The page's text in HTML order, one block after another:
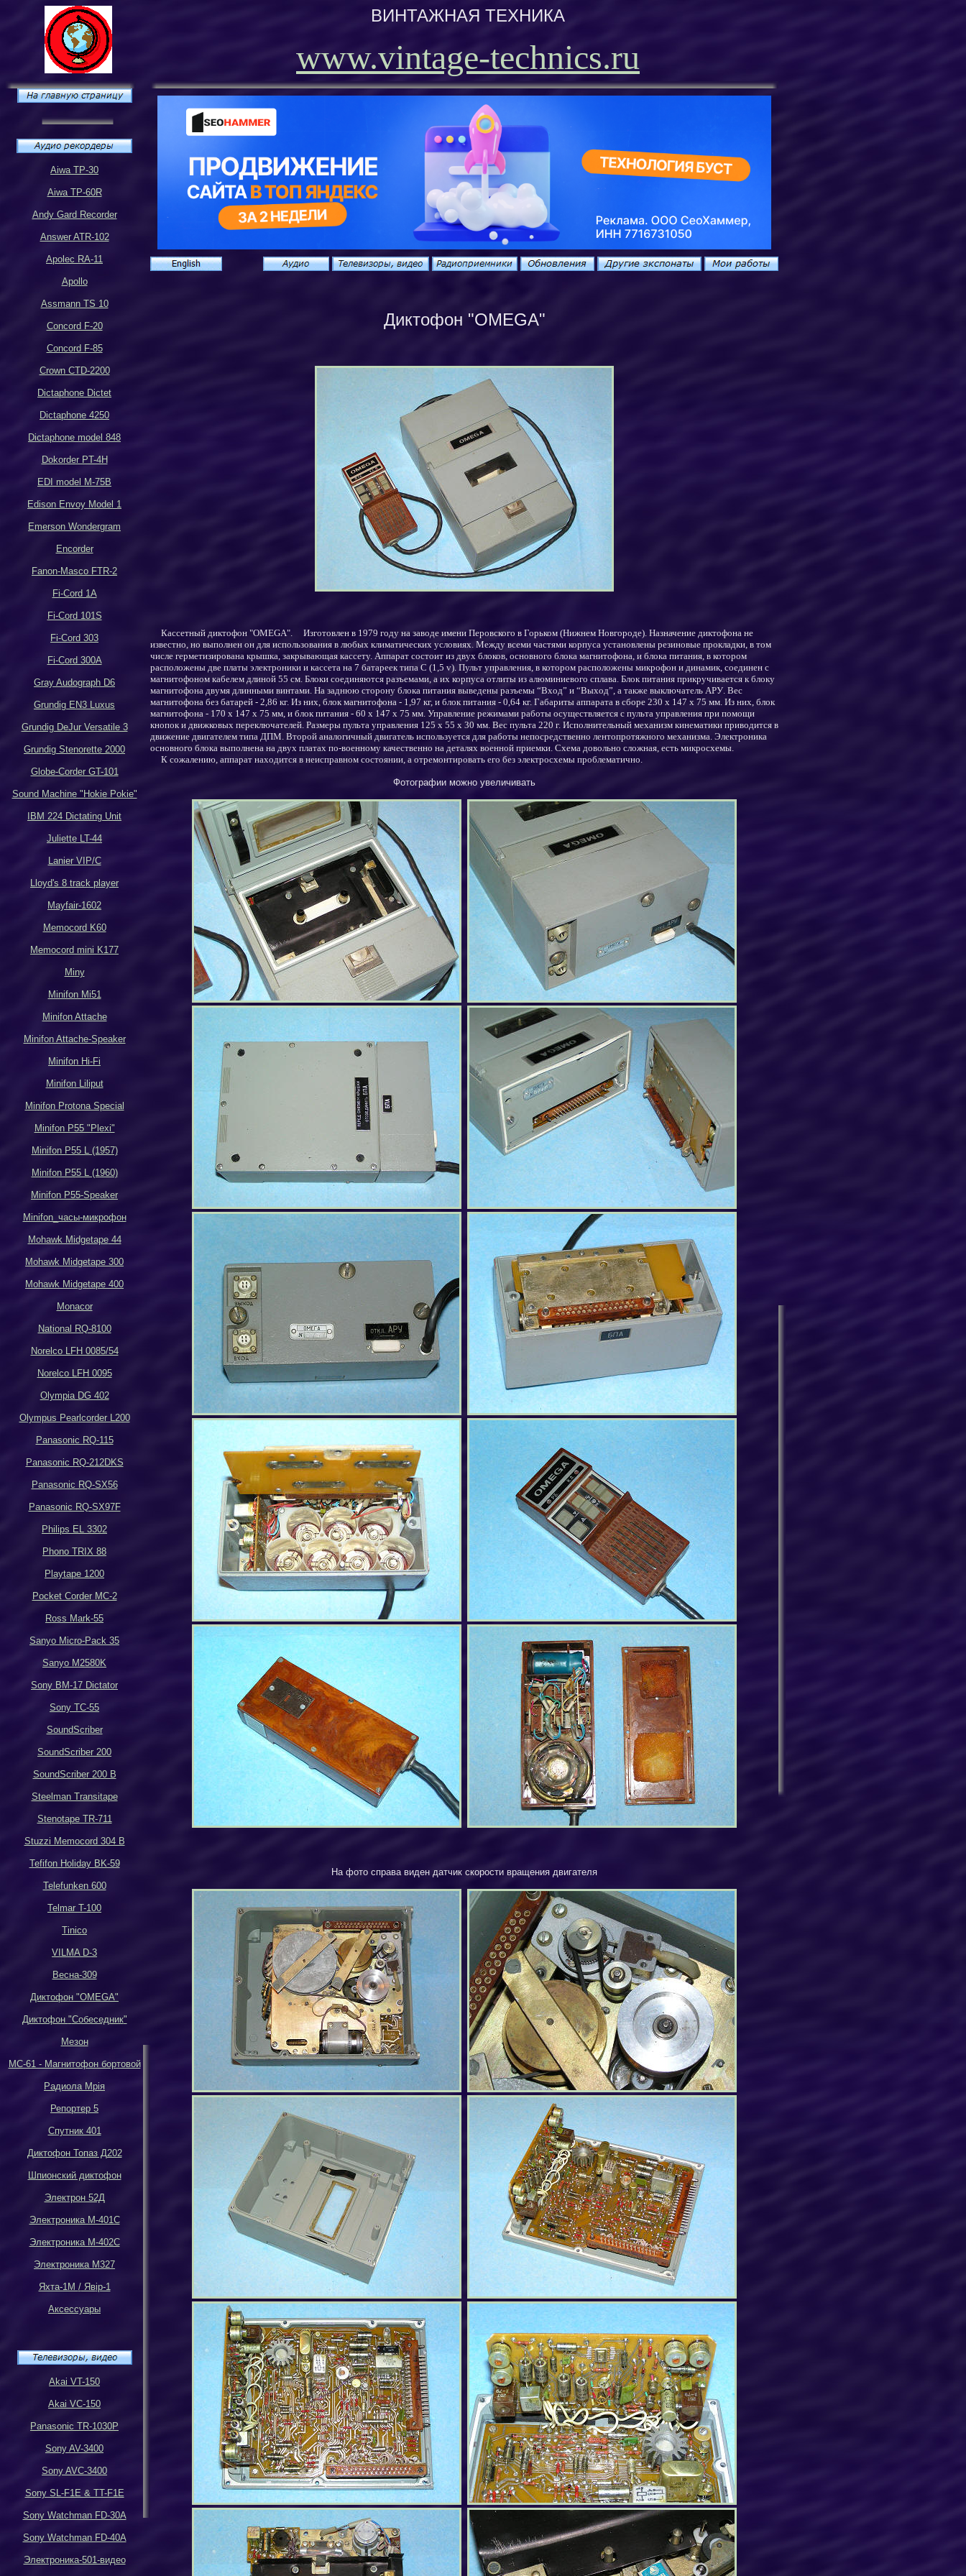
ВИНТАЖНАЯ ТЕХНИКА
www.vintage-technics.ru
Aiwa TP-30
Aiwa TP-60R
Andy Gard Recorder
Answer ATR-102
Apolec RA-11
Apollo
Assmann TS 10
Concord F-20
Concord F-85
Crown CTD-2200
Dictaphone Dictet
Dictaphone 4250
Dictaphone model 848
Dokorder PT-4H
EDI model M-75B
Edison Envoy Model 1
Emerson Wondergram
Encorder
Fanon-Masco FTR-2
Fi-Cord 1A
Fi-Cord 101S
Fi-Cord 303
Fi-Cord 300A
Gray Audograph D6
Grundig EN3 Luxus
Grundig DeJur Versatile 3
Grundig Stenorette 2000
Globe-Corder GT-101
Sound Machine "Hokie Pokie"
IBM 224 Dictating Unit
Juliette LT-44
Lanier VIP/C
Lloyd's 8 track player
Mayfair-1602
Memocord K60
Memocord mini K177
Miny
Minifon Mi51
Minifon Attache
Minifon Attache-Speaker
Minifon Hi-Fi
Minifon Liliput
Minifon Protona Special
Minifon P55 "Plexi"
Minifon P55 L (1957)
Minifon P55 L (1960)
Minifon P55-Speaker
Minifon_ часы-микрофон
Mohawk Midgetape44
Mohawk Midgetape 300
Mohawk Midgetape 400
Monacor
National RQ-8100
Norelco LFH 0085/54
Norelco LFH 0095
Olympia DG 402
Olympus Pearlcorder L200
Panasonic RQ-115
Panasonic RQ-212DKS
Panasonic RQ-SX56
Panasonic RQ-SX97F
Philips EL 3302
Phono TRIX 88
Playtape 1200
Pocket Corder MC-2
Ross Mark-55
Sanyo Micro-Pack 35
Sanyo M2580K
Sony BM-17 Dictator
Sony TC-55
SoundScriber
SoundScriber 200
SoundScriber 200 B
Steelman Transitape
Stenotape TR-711
Stuzzi Memocord 304 B
Tefifon Holiday BK-59
Telefunken 600
Telmar T-100
Tinico
VILMA D-3
Весна-309
Диктофон "OMEGA"
Диктофон "Собеседник"
Мезон
МС-61 - Магнитофон бортовой
Радиола Мрiя
Репортер 5
Спутник 401
Диктофон Топаз Д202
Шпионский диктофон
Электрон 52Д
Электроника М-401С
Электроника М-402С
Электроника М327
Яхта-1М /Явiр-1
Аксессуары
Akai VT-150
Akai VC-150
Panasonic TR-1030P
Sony AV-3400
Sony AVC-3400
Sony SL-F1E & TT-F1E
Sony Watchman FD-30A
Sony Watchman FD-40A
Электроника-501-видео
Диктофон "OMEGA"
Кассетный диктофон "OMEGA" . Изготовлен в 1979 году на заводе имени Перовского в Горьком (Нижнем Новгороде). Назначение диктофона не
известно, но выполнен он для использования в любых климатических условиях. Между всеми частями корпуса установлены резиновые прокладки, в том
числе герметизирована крышка, закрывающая кассету. Аппарат состоит из двух блоков, основного блока магнитофона, и блока питания, в котором
расположены две платы электроники и кассета на 7 батареек типа C (1,5 v). Пульт управления, в котором расположены микрофон и динамик, соединен с
магнитофоном кабелем длиной 55 см. Блоки соединяются разъемами, а их корпуса отлиты из алюминиевого сплава. Блок питания прикручивается к блоку
магнитофона двумя длинными винтами. На заднюю сторону блока питания выведены разъемы “Вход” и “Выход” , а также выключатель АРУ . Вес
магнитофона без батарей - 2 ,86 кг. Из них, блок магнитофона - 1,97 кг, и блок питания - 0,64 кг. Габариты аппарата в сборе 230 х 147 х 75 мм Из них, блок
магнитофона - 170 х 1 47 х 75 мм, и блок питания - 60 х 147 х 75 мм. Управление режимами работы осуществляется с пульта управления при помощи
кнопок и движковых переключателей. Размеры пульта управления 125 х 55 х 30 мм. Вес пульта 220 г. Исполнительный механизм кинематики приводится в
движение двигателем типа ДПМ. Второй аналогичный двигатель используется для работы непосредственно лентопротяжного механизма. Электроника
основного блока выполнена на двух платах по-военному качественно на деталях военной приемки. Схема довольно сложная, есть микросхемы.
К сожалению, аппарат находится в неисправном состоянии, а отремонтировать его без электросхемы проблематично.
Фотографии можно увеличивать
На фото справа виден датчик скорости вращения двигателя